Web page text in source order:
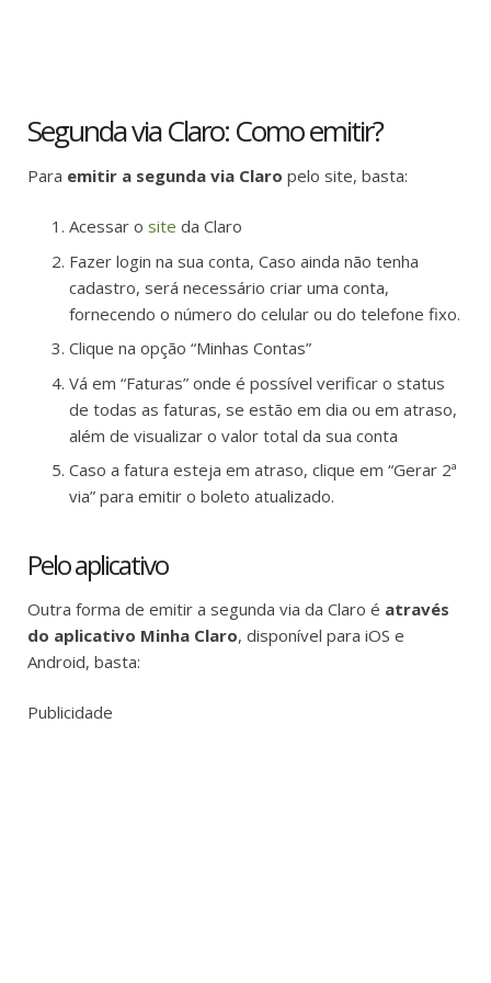
Segunda via Claro: Como emitir?
Para emitir a segunda via Claro pelo site, basta:
Acessar o site da Claro
Fazer login na sua conta, Caso ainda não tenha
cadastro, será necessário criar uma conta,
fornecendo o número do celular ou do telefone fixo.
Clique na opção “Minhas Contas”
Vá em “Faturas” onde é possível verificar o status
de todas as faturas, se estão em dia ou em atraso,
além de visualizar o valor total da sua conta
Caso a fatura esteja em atraso, clique em “Gerar 2ª
via” para emitir o boleto atualizado.
Pelo aplicativo
Outra forma de emitir a segunda via da Claro é através
do aplicativo Minha Claro, disponível para iOS e
Android, basta:
Publicidade